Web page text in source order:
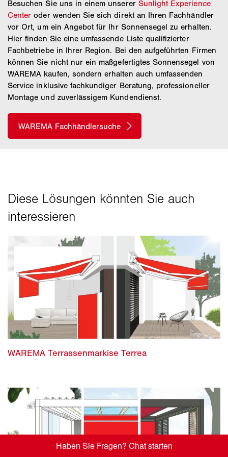
Besuchen Sie uns in einem unserer Sunlight Experience
Center oder wenden Sie sich direkt an Ihren Fachhändler
vor Ort, um ein Angebot für Ihr Sonnensegel zu erhalten.
Hier finden Sie eine umfassende Liste qualifizierter
Fachbetriebe in Ihrer Region. Bei den aufgeführten Firmen
können Sie nicht nur ein maßgefertigtes Sonnensegel von
WAREMA kaufen, sondern erhalten auch umfassenden
Service inklusive fachkundiger Beratung, professioneller
Montage und zuverlässigem Kundendienst.